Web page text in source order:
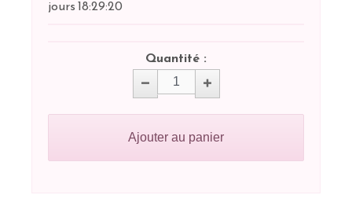
jours 18:29:19
Quantité :
Ajouter au panier